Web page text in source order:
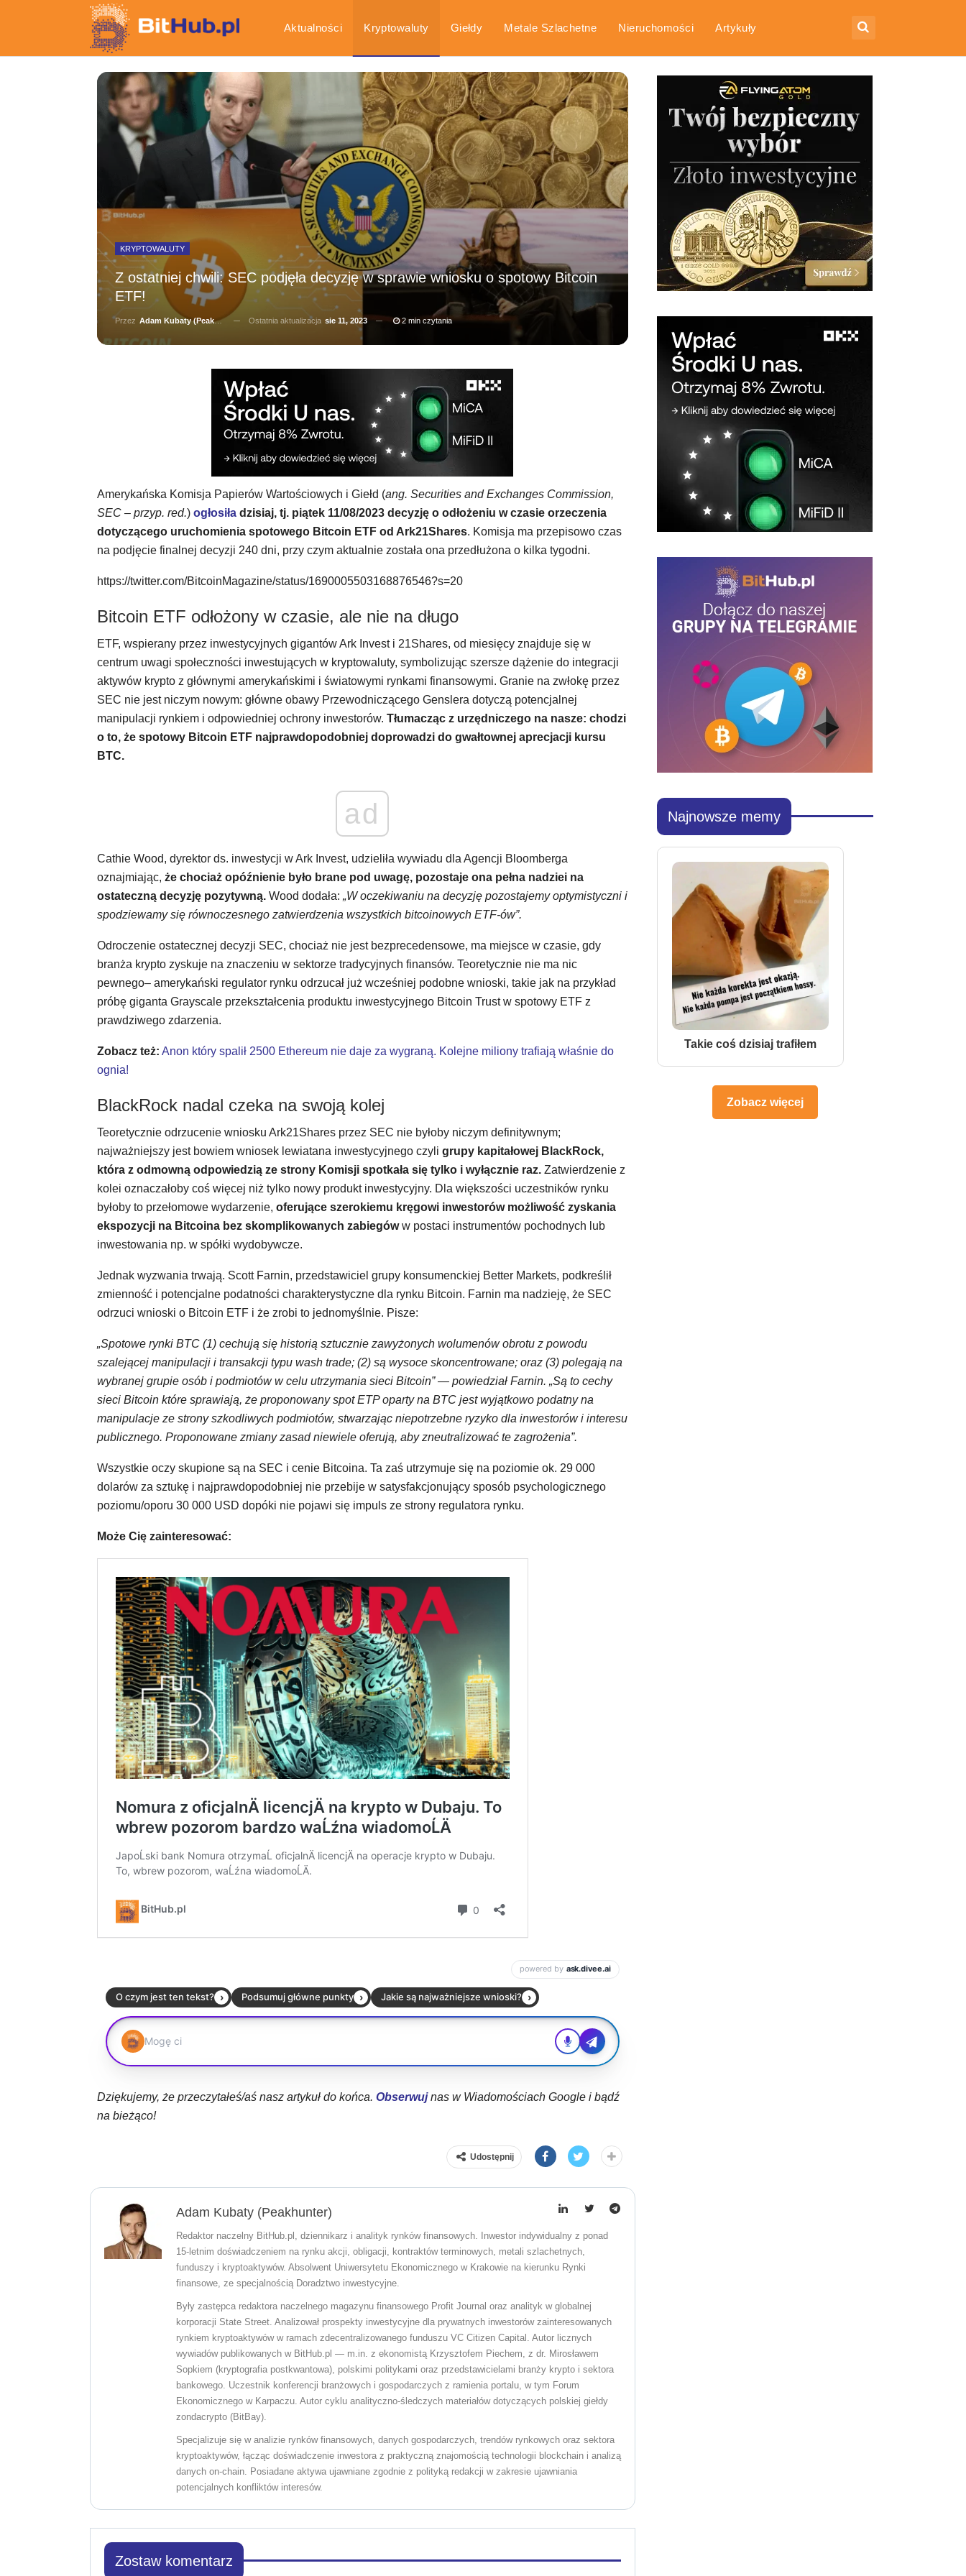
Aktualności Kryptowaluty Giełdy Metale Szlachetne Nieruchomości Artykuły
Poradniki
KRYPTOWALUTY
Z ostatniej chwili: SEC podjęła decyzję w sprawie wniosku o spotowy Bitcoin
ETF!
Przez Adam Kubaty (peakhunter) Ostatnia aktualizacja sie 11, 2023 2 min czytania
Amerykańska Komisja Papierów Wartościowych i Giełd (ang. Securities and Exchanges Commission,
SEC – przyp. red.) ogłosiła dzisiaj, tj. piątek 11/08/2023 decyzję o odłożeniu w czasie orzeczenia
dotyczącego uruchomienia spotowego Bitcoin ETF od Ark21Shares. Komisja ma przepisowo czas
na podjęcie finalnej decyzji 240 dni, przy czym aktualnie została ona przedłużona o kilka tygodni.
https://twitter.com/BitcoinMagazine/status/1690005503168876546?s=20
Bitcoin ETF odłożony w czasie, ale nie na długo
ETF, wspierany przez inwestycyjnych gigantów Ark Invest i 21Shares, od miesięcy znajduje się w
centrum uwagi społeczności inwestujących w kryptowaluty, symbolizując szersze dążenie do integracji
aktywów krypto z głównymi amerykańskimi i światowymi rynkami finansowymi. Granie na zwłokę przez
SEC nie jest niczym nowym: główne obawy Przewodniczącego Genslera dotyczą potencjalnej
manipulacji rynkiem i odpowiedniej ochrony inwestorów. Tłumacząc z urzędniczego na nasze: chodzi
o to, że spotowy Bitcoin ETF najprawdopodobniej doprowadzi do gwałtownej aprecjacji kursu
BTC.
ad
Cathie Wood, dyrektor ds. inwestycji w Ark Invest, udzieliła wywiadu dla Agencji Bloomberga
oznajmiając, że chociaż opóźnienie było brane pod uwagę, pozostaje ona pełna nadziei na
ostateczną decyzję pozytywną. Wood dodała: „W oczekiwaniu na decyzję pozostajemy optymistyczni i
spodziewamy się równoczesnego zatwierdzenia wszystkich bitcoinowych ETF-ów”.
Odroczenie ostatecznej decyzji SEC, chociaż nie jest bezprecedensowe, ma miejsce w czasie, gdy
branża krypto zyskuje na znaczeniu w sektorze tradycyjnych finansów. Teoretycznie nie ma nic
pewnego– amerykański regulator rynku odrzucał już wcześniej podobne wnioski, takie jak na przykład
próbę giganta Grayscale przekształcenia produktu inwestycyjnego Bitcoin Trust w spotowy ETF z
prawdziwego zdarzenia.
Zobacz też: Anon który spalił 2500 Ethereum nie daje za wygraną. Kolejne miliony trafiają właśnie do
ognia!
BlackRock nadal czeka na swoją kolej
Teoretycznie odrzucenie wniosku Ark21Shares przez SEC nie byłoby niczym definitywnym;
najważniejszy jest bowiem wniosek lewiatana inwestycyjnego czyli grupy kapitałowej BlackRock,
która z odmowną odpowiedzią ze strony Komisji spotkała się tylko i wyłącznie raz.Zatwierdzenie z
kolei oznaczałoby coś więcej niż tylko nowy produkt inwestycyjny. Dla większości uczestników rynku
byłoby to przełomowe wydarzenie, oferujące szerokiemu kręgowi inwestorów możliwość zyskania
ekspozycji na Bitcoina bez skomplikowanych zabiegóww postaci instrumentów pochodnych lub
inwestowania np. w spółki wydobywcze.
Jednak wyzwania trwają. Scott Farnin, przedstawiciel grupy konsumenckiej Better Markets, podkreślił
zmienność i potencjalne podatności charakterystyczne dla rynku Bitcoin. Farnin ma nadzieję, że SEC
odrzuci wnioski o Bitcoin ETF i że zrobi to jednomyślnie. Pisze:
„Spotowe rynki BTC (1) cechują się historią sztucznie zawyżonych wolumenów obrotu z powodu
szalejącej manipulacji i transakcji typu wash trade; (2) są wysoce skoncentrowane; oraz (3) polegają na
wybranej grupie osób i podmiotów w celu utrzymania sieci Bitcoin” — powiedział Farnin. „Są to cechy
sieci Bitcoin które sprawiają, że proponowany spot ETP oparty na BTC jest wyjątkowo podatny na
manipulacje ze strony szkodliwych podmiotów, stwarzając niepotrzebne ryzyko dla inwestorów i interesu
publicznego. Proponowane zmiany zasad niewiele oferują, aby zneutralizować te zagrożenia”.
Wszystkie oczy skupione są na SEC i cenie Bitcoina. Ta zaś utrzymuje się na poziomie ok. 29 000
dolarów za sztukę i najprawdopodobniej nie przebije w satysfakcjonujący sposób psychologicznego
poziomu/oporu 30 000 USD dopóki nie pojawi się impuls ze strony regulatora rynku.
Może Cię zainteresować:
Dziękujemy, że przeczytałeś/aś nasz artykuł do końca. Obserwujnas w Wiadomościach Google i bądź
na bieżąco!
Udostępnij
Adam Kubaty (peakhunter)
Redaktor naczelny BitHub.pl, dziennikarz i analityk rynków finansowych. Inwestor indywidualny z ponad
15-letnim doświadczeniem na rynku akcji, obligacji, kontraktów terminowych, metali szlachetnych,
funduszy i kryptoaktywów. Absolwent Uniwersytetu Ekonomicznego w Krakowie na kierunku Rynki
finansowe, ze specjalnością Doradztwo inwestycyjne.
Były zastępca redaktora naczelnego magazynu finansowego Profit Journal oraz analityk w globalnej
korporacji State Street. Analizował prospekty inwestycyjne dla prywatnych inwestorów zainteresowanych
rynkiem kryptoaktywów w ramach zdecentralizowanego funduszu VC Citizen Capital. Autor licznych
wywiadów publikowanych w BitHub.pl — m.in. z ekonomistą Krzysztofem Piechem, z dr. Mirosławem
Sopkiem (kryptografia postkwantowa), polskimi politykami oraz przedstawicielami branży krypto i sektora
bankowego. Uczestnik konferencji branżowych i gospodarczych z ramienia portalu, w tym Forum
Ekonomicznego w Karpaczu. Autor cyklu analityczno-śledczych materiałów dotyczących polskiej giełdy
zondacrypto (BitBay).
Specjalizuje się w analizie rynków finansowych, danych gospodarczych, trendów rynkowych oraz sektora
kryptoaktywów, łącząc doświadczenie inwestora z praktyczną znajomością technologii blockchain i analizą
danych on-chain. Posiadane aktywa ujawniane zgodnie z polityką redakcji w zakresie ujawniania
potencjalnych konfliktów interesów.
Zostaw komentarz
Najnowsze memy
Takie coś dzisiaj trafiłem
Zobacz więcej